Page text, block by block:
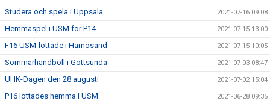
Studera och spela i Uppsala 2021-07-16 09:08
Hemmaspel i USM för P14 2021-07-15 13:00
F16 USM-lottade i Härnösand 2021-07-15 10:05
Sommarhandboll i Gottsunda 2021-07-03 08:47
UHK-Dagen den 28 augusti 2021-07-02 15:04
P16 lottades hemma i USM 2021-06-28 09:35